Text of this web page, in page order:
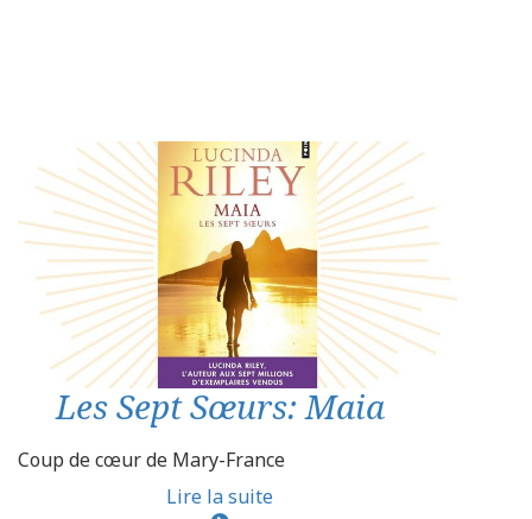
Les Sept Sœurs: Maia
Coup de cœur de Mary-France
Lire la suite